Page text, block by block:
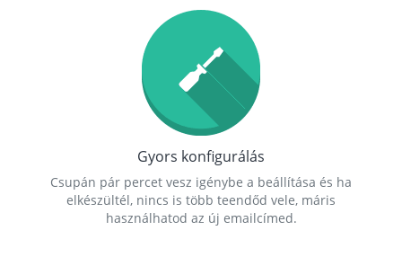
Gyors konfigurálás
Csupán pár percet vesz igénybe a beállítása és ha
elkészültél, nincs is több teendőd vele, máris
használhatod az új emailcímed.